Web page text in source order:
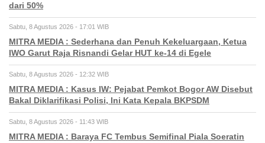
dari 50%
Sabtu, 8 Agustus 2026 - 17:01 WIB
MITRA MEDIA : Sederhana dan Penuh Kekeluargaan, Ketua
IWO Garut Raja Risnandi Gelar HUT ke-14 di Egele
Sabtu, 8 Agustus 2026 - 12:32 WIB
MITRA MEDIA : Kasus IW: Pejabat Pemkot Bogor AW Disebut
Bakal Diklarifikasi Polisi, Ini Kata Kepala BKPSDM
Sabtu, 8 Agustus 2026 - 11:43 WIB
MITRA MEDIA : Baraya FC Tembus Semifinal Piala Soeratin